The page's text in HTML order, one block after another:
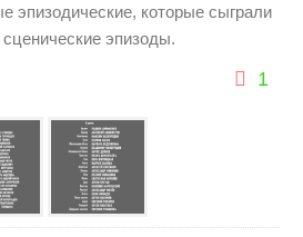
эпизодические, которые сыграли
эпизоды.
1